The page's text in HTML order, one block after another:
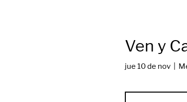
Ven y
jue 10 de nov
  |